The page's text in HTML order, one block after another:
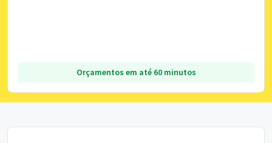
Orçamentos em até 60 minutos